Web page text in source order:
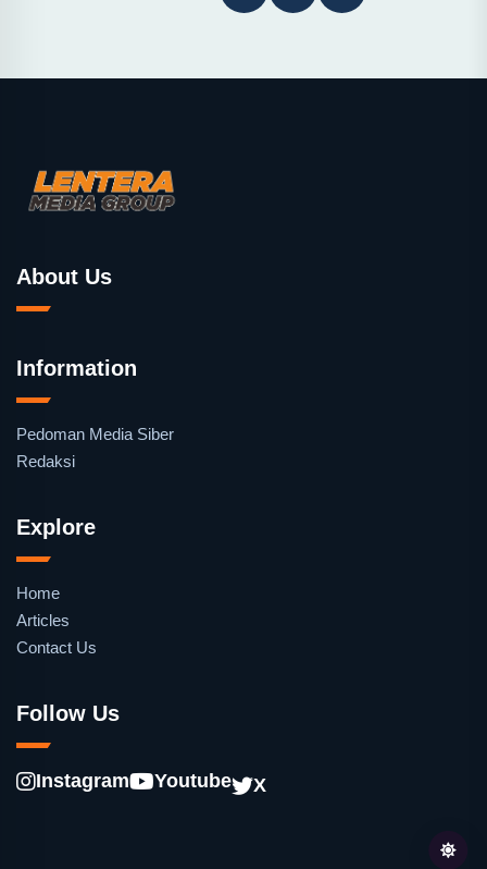
About Us
Information
Pedoman Media Siber
Redaksi
Explore
Home
Articles
Contact Us
Follow Us
Instagram Youtube X